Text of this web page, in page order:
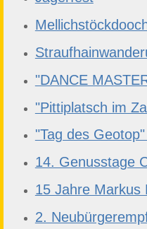
"DANCE
"Pittiplatsch im
"Tag des
14. Genusstage
15 Jahre Markus
2.